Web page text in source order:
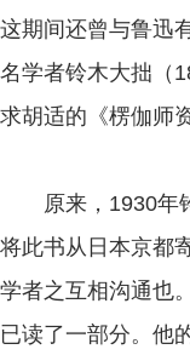
这期间还曾与鲁迅
名学者铃木大拙（
求胡适的《楞伽师
原来，1930年铃
将此书从日本京都
学者之互相沟通也
已读了一部分。他